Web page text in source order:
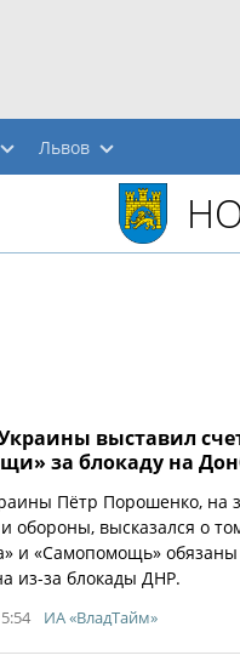
Львов
выставил
за блокаду на
Пётр Порошенко, на
обороны, высказался о
и «Самопомощь» обязаны
из-за блокады ДНР.
ИА «ВладТайм»